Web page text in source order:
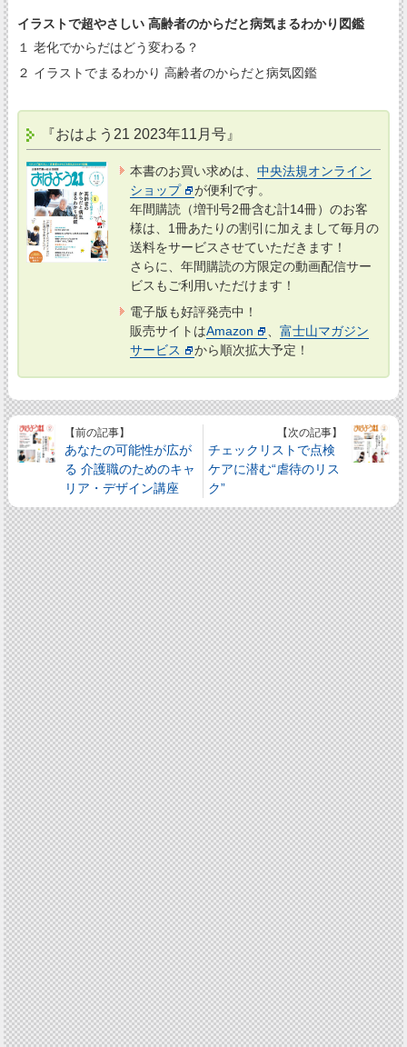
イラストで超やさしい 高齢者のからだと病気まるわかり図鑑
１ 老化でからだはどう変わる？
２ イラストでまるわかり 高齢者のからだと病気図鑑
『おはよう21 2023年11月号』
本書のお買い求めは、中央法規オンライン
ショップ
が便利です。
年間購読（増刊号2冊含む計14冊）のお客
様は、1冊あたりの割引に加えまして毎月の
送料をサービスさせていただきます！
さらに、年間購読の方限定の動画配信サー
ビスもご利用いただけます！
電子版も好評発売中！
販売サイトはAmazon 、富士山マガジン
サービス
から順次拡大予定！
【前の記事】
あなたの可能性が広が
る 介護職のためのキャ
リア・デザイン講座
【次の記事】
チェックリストで点検
ケアに潜む“虐待のリス
ク”